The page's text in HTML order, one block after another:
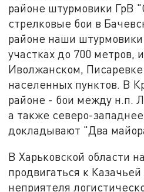
районе штурмовики ГрВ
стрелковые бои в
районе наши
участках до 700 метров,
Иволжанском, Писаревке
населенных пунктов. В
районе - бои между н.п.
а также северо-
докладывают "Два
В Харьковской области
продвигаться к
неприятеля